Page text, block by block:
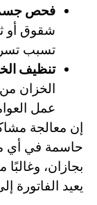
فحص جسم
شقوق أو
تسبب
تنظيف
الخزان
عمل
إن معالجة
حاسمة في أي
بجازان،
يعيد الفاتورة